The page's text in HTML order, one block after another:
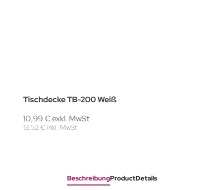
Tischdecke TB-200 Weiß
10,99 € exkl. MwSt
13,52 € inkl. MwSt
BeschreibungProductDetails